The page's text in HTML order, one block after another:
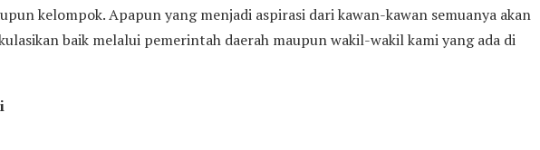
kelompok. Apapun yang menjadi aspirasi dari kawan-kawan semuanya akan
baik melalui pemerintah daerah maupun wakil-wakil kami yang ada di